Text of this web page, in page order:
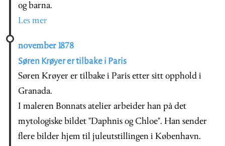
og barna.
Les mer
november 1878
Søren Krøyer er tilbake i Paris
Søren Krøyer er tilbake i Paris etter sitt opphold i
Granada.
I maleren Bonnats atelier arbeider han på det
mytologiske bildet "Daphnis og Chloe". Han sender
flere bilder hjem til juleutstillingen i København.